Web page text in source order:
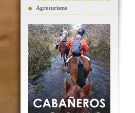
Agroturismo